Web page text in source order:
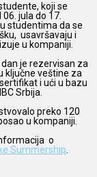
koji se
jula do 17.
studentima da se
usavršavaju i
u kompaniji.
je rezervisan za
ključne veštine za
i ući u bazu
Srbija.
preko 120
u kompaniji.
o
Summership